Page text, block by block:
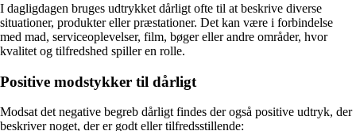
I dagligdagen bruges udtrykket dårligt ofte til at beskrive diverse
situationer, produkter eller præstationer. Det kan være i forbindelse
med mad, serviceoplevelser, film, bøger eller andre områder, hvor
kvalitet og tilfredshed spiller en rolle.
Positive modstykker til dårligt
Modsat det negative begreb dårligt findes der også positive udtryk, der
beskriver noget, der er godt eller tilfredsstillende: